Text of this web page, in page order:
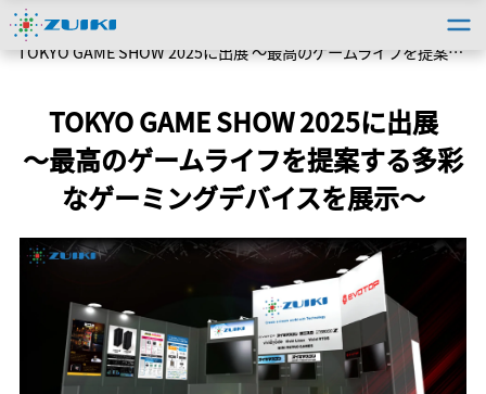
トップ＞個人のお客様
TOKYO GAME SHOW 2025に出展 〜最高のゲームライフを提案する多彩なゲーミングデバイスを展示〜
TOKYO GAME SHOW 2025に出展
〜最高のゲームライフを提案する多彩
なゲーミングデバイスを展示〜